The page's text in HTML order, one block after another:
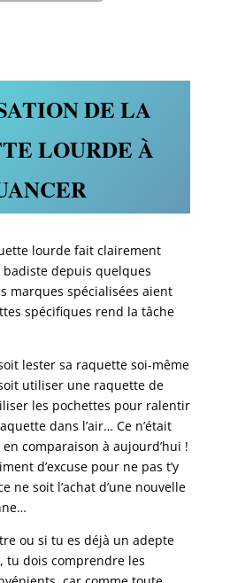
DE LA
LOURDE À
lourde fait clairement
depuis quelques
marques spécialisées aient
spécifiques rend la tâche
lester sa raquette soi-même
utiliser une raquette de
les pochettes pour ralentir
dans l’air… Ce n’était
comparaison à aujourd’hui !
d’excuse pour ne pas t’y
ne soit l’achat d’une nouvelle
ou si tu es déjà un adepte
tu dois comprendre les